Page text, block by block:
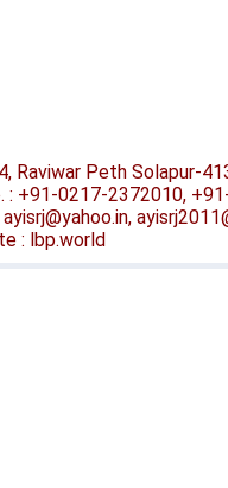
Raviwar Peth Solapur-
: +91-0217-2372010,
ayisrj@yahoo.in,
: lbp.world